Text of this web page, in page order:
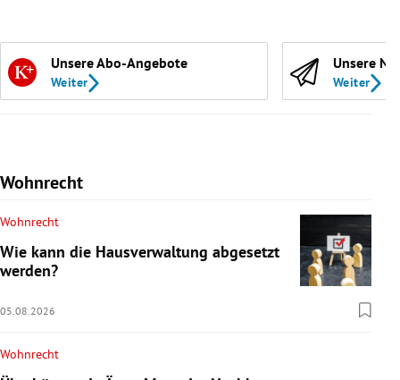
Unsere Abo-Angebote
Weiter
Unsere
Weiter
Wohnrecht
Wohnrecht
Wie kann die Hausverwaltung abgesetzt
werden?
05.08.2026
Wohnrecht